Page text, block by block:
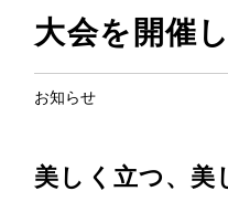
大会を開催
お知らせ
美しく立つ、美